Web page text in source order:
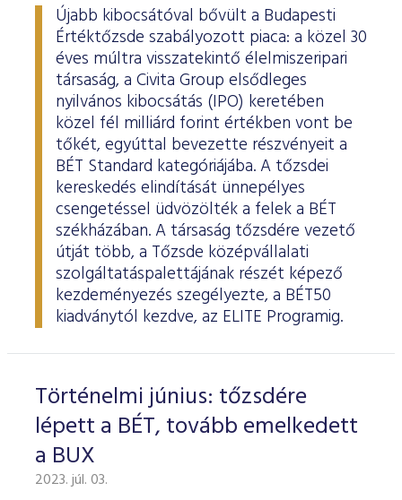
Újabb kibocsátóval bővült a Budapesti
Értéktőzsde szabályozott piaca: a közel 30
éves múltra visszatekintő élelmiszeripari
társaság, a Civita Group elsődleges
nyilvános kibocsátás (IPO) keretében
közel fél milliárd forint értékben vont be
tőkét, egyúttal bevezette részvényeit a
BÉT Standard kategóriájába. A tőzsdei
kereskedés elindítását ünnepélyes
csengetéssel üdvözölték a felek a BÉT
székházában. A társaság tőzsdére vezető
útját több, a Tőzsde középvállalati
szolgáltatáspalettájának részét képező
kezdeményezés szegélyezte, a BÉT50
kiadványtól kezdve, az ELITE Programig.
Történelmi június: tőzsdére
lépett a BÉT, tovább emelkedett
a BUX
2023. júl. 03.